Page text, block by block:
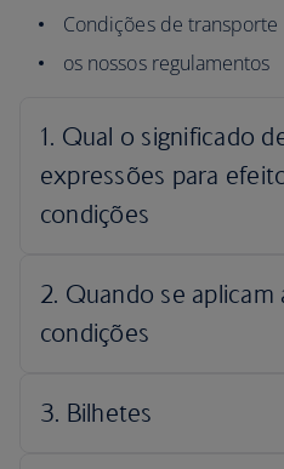
Condições de transporte
os nossos regulamentos